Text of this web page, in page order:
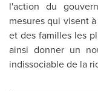
l'action du
mesures qui visent
et des familles les
ainsi donner un
indissociable de la